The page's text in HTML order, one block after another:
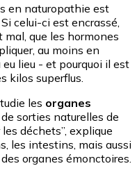
en naturopathie est
. Si celui-ci est encrassé,
que les hormones
au moins en
lieu - et pourquoi il est
kilos superflus.
les organes
sorties naturelles de
déchets”, explique
les intestins, mais aussi
organes émonctoires.